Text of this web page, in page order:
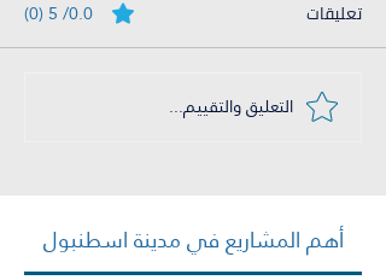
الفرق بين المساحة الإجمالية
تعليقات 0.0/ 5 (0)
التعليق والتقييم...
أهم المشاريع في مدينة اسطنبول